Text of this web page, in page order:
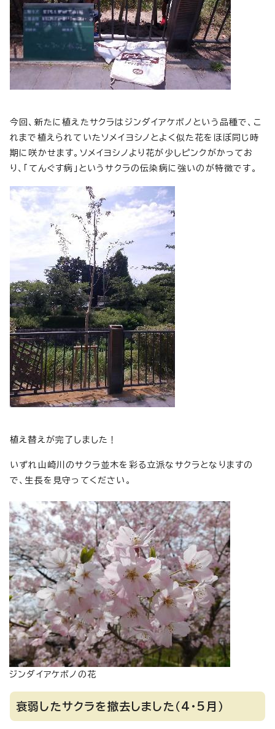
今回、新たに植えたサクラはジンダイアケボノという品種で、こ
れまで植えられていたソメイヨシノとよく似た花をほぼ同じ時
期に咲かせます。ソメイヨシノより花が少しピンクがかってお
り、「てんぐす病」というサクラの伝染病に強いのが特徴です。
植え替えが完了しました！
いずれ山崎川のサクラ並木を彩る立派なサクラとなりますの
で、生長を見守ってください。
ジンダイアケボノの花
衰弱したサクラを撤去しました（4・5月）